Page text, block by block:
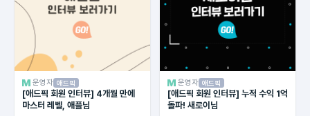
운영자 애드픽
[애드픽 회원 인터뷰] 4개월 만에
마스터 레벨, 애플님
운영자 애드픽
[애드픽 회원 인터뷰] 누적 수익 1억
돌파! 새로이님